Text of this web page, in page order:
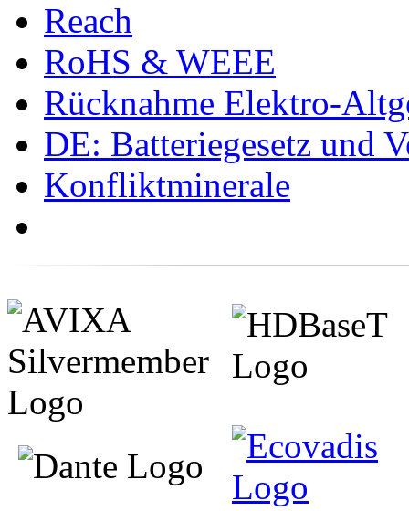
Reach
RoHS & WEEE
Rücknahme Elektro-
DE: Batteriegesetz und
Konfliktminerale